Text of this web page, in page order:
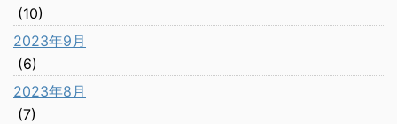
(10)
2023年9月
(6)
2023年8月
(7)